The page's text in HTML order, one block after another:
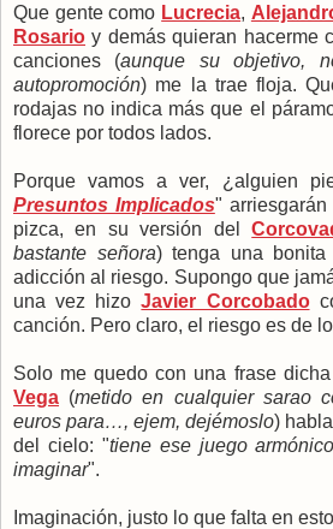
Que gente como Lucrecia,
Rosario y demás quieran hacerme
canciones (aunque su objetivo,
autopromoción) me la trae floja.
rodajas no indica más que el
florece por todos lados.
Porque vamos a ver, ¿alguien
Presuntos Implicados"
pizca, en su versión del
bastante señora) tenga una
adicción al riesgo. Supongo que
una vez hizoJavier Corcobado
canción. Pero claro, el riesgo es de
Solo me quedo con una frase
Vega (metido en cualquier sarao
euros para…, ejem, dejémoslo)
del cielo: "tiene ese juego
imaginar".
Imaginación, justo lo que falta en